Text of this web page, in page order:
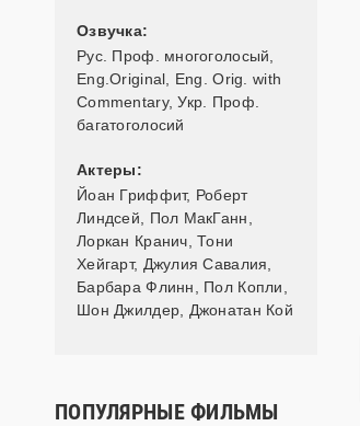
Озвучка:
Рус. Проф. многоголосый,
Eng.Original, Eng. Orig. with
Commentary, Укр. Проф.
багатоголосий
Актеры:
Йоан Гриффит, Роберт
Линдсей
Пол МакГанн
Лоркан Кранич ,Тони
Хейгарт, Джулия Савалия
Барбара Флинн
Пол Копли
Шон Джилдер
Джонатан Кой
ПОПУЛЯРНЫЕ ФИЛЬМЫ